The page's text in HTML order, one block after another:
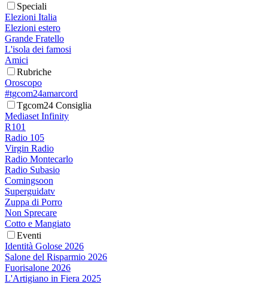
Speciali
Elezioni Italia
Elezioni estero
Grande Fratello
L'isola dei famosi
Amici
Rubriche
Oroscopo
#tgcom24amarcord
Tgcom24 Consiglia
Mediaset Infinity
R101
Radio 105
Virgin Radio
Radio Montecarlo
Radio Subasio
Comingsoon
Superguidatv
Zuppa di Porro
Non Sprecare
Cotto e Mangiato
Eventi
Identità Golose 2026
Salone del Risparmio 2026
Fuorisalone 2026
L'Artigiano in Fiera 2025